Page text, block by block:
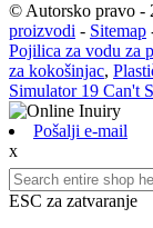
© Autorsko pravo -
proizvodi - Sitemap
Pojilica za vodu za
za kokošinjac,
Simulator 19 Can't
Pošalji e-mail
x
ESC za zatvaranje